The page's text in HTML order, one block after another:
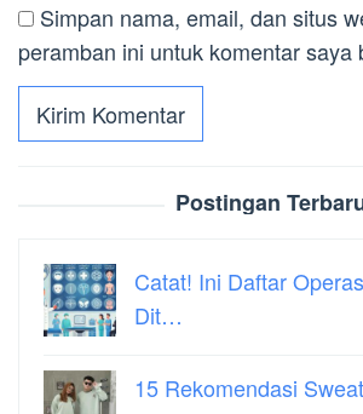
Simpan nama, email, dan situs
peramban ini untuk komentar saya
Postingan
Catat! Ini Daftar
Dit…
15 Rekomendasi